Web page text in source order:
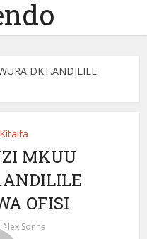
DKT.ANDILILE
Kitaifa
MKUU
OFISI
Alex Sonna